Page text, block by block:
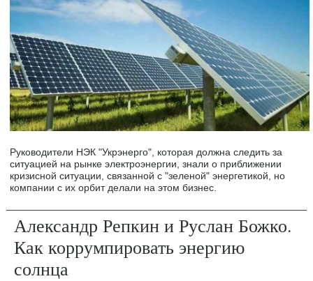
Руководители НЭК "Укрэнерго", которая должна следить за
ситуацией на рынке электроэнергии, знали о приближении
кризисной ситуации, связанной с "зеленой" энергетикой, но
компании с их орбит делали на этом бизнес.
Александр Репкин и Руслан Божко.
Как коррумпировать энергию
солнца